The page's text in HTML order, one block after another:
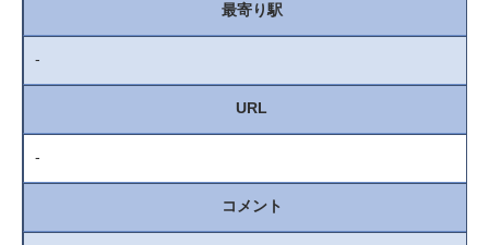
最寄り駅
-
URL
-
コメント